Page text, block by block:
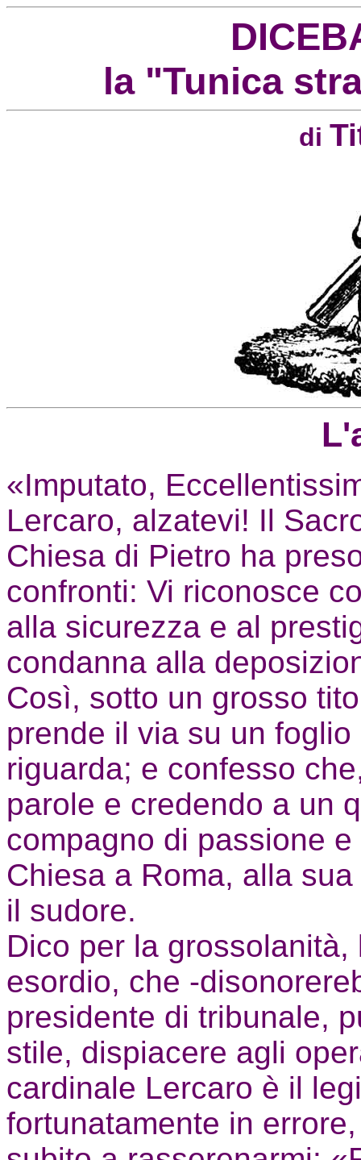
la "Tunica
di
«Imputato,
Lercaro, alzatevi! Il
Chiesa di Pietro ha
confronti: Vi riconosce
alla sicurezza e al
condanna alla
Così, sotto un grosso
prende il via su un
riguarda; e confesso
parole e credendo a un
compagno di passione
Chiesa a Roma, alla
il sudore.
Dico per la
esordio, che -
presidente di tribunale,
stile, dispiacere agli
cardinale Lercaro è il
fortunatamente in